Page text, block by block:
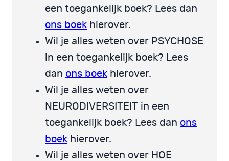
een toegankelijk boek? Lees dan
ons boek hierover.
Wil je alles weten over PSYCHOSE
in een toegankelijk boek? Lees
dan ons boek hierover.
Wil je alles weten over
NEURODIVERSITEIT in een
toegankelijk boek? Lees dan ons
boek hierover.
Wil je alles weten over HOE